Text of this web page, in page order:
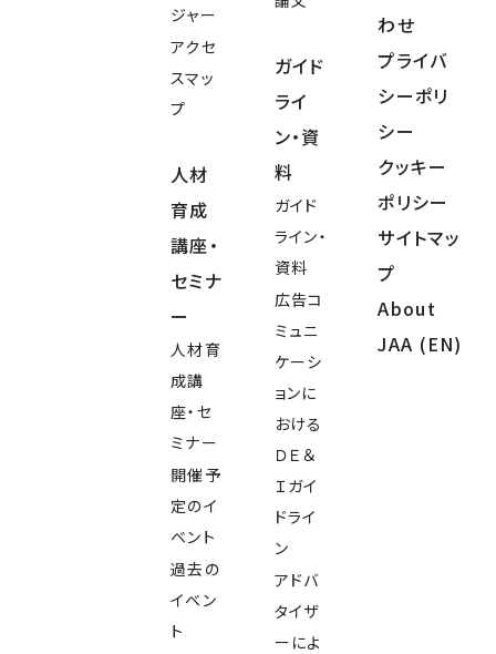
ジャー
アクセ
スマッ
プ
人材
育成
講座・
セミナ
ー
人材育
成講
座・セ
ミナー
開催予
定のイ
ベント
過去の
イベン
ト
ガイド
ライ
ン・資
料
ガイド
ライン・
資料
広告コ
ミュニ
ケーシ
ョンに
おける
ＤＥ＆
Ｉガイ
ドライ
ン
アドバ
タイザ
ーによ
わせ
プライバ
シーポリ
シー
クッキー
ポリシー
サイトマッ
プ
About
JAA (EN)